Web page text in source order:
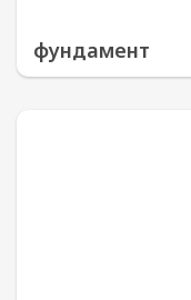
фундамент